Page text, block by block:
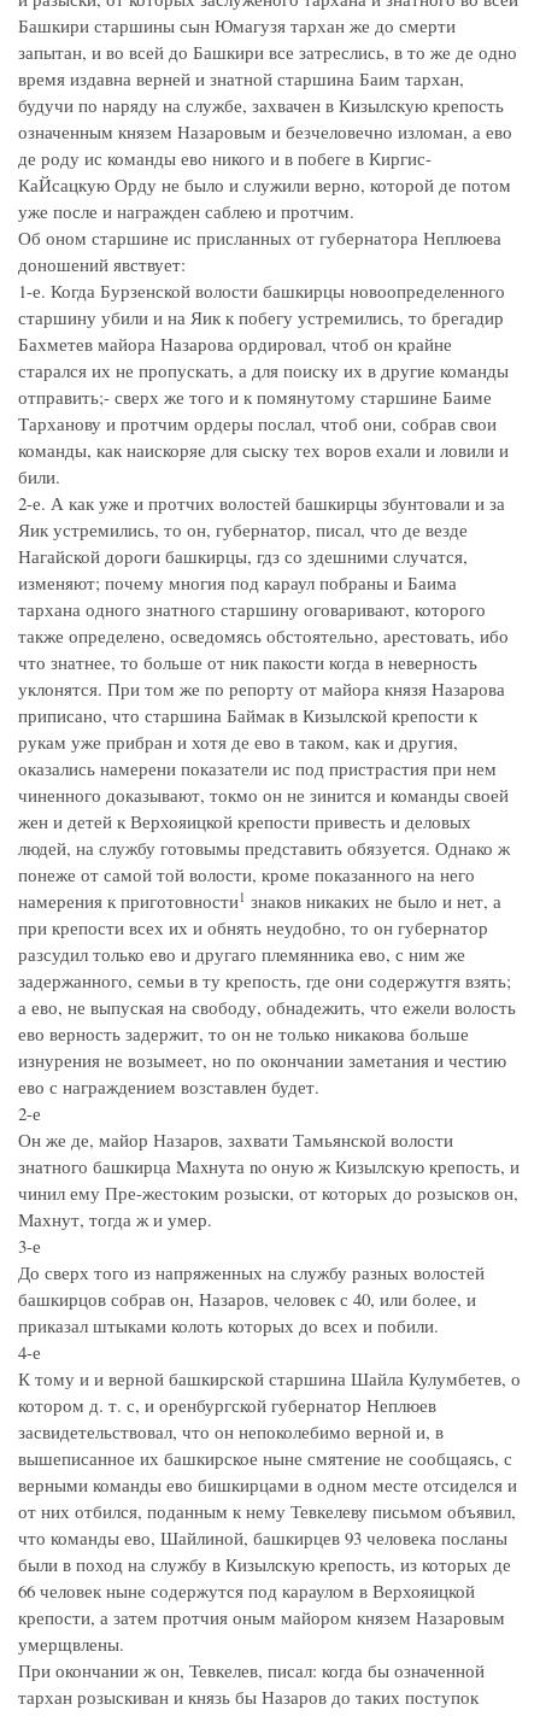
Башкири старшины сын Юмагузя тархан же до смерти
запытан, и во всей до Башкири все затреслись, в то же де одно
время издавна верней и знатной старшина Баим тархан,
будучи по наряду на службе, захвачен в Кизылскую крепость
означенным князем Назаровым и безчеловечно изломан, а ево
де роду ис команды ево никого и в побеге в Киргис-
КаЙсацкую Орду не было и служили верно, которой де потом
уже после и награжден саблею и протчим.
Об оном старшине ис присланных от губернатора Неплюева
доношений явствует:
1-е. Когда Бурзенской волости башкирцы новоопределенного
старшину убили и на Яик к побегу устремились, то брегадир
Бахметев майора Назарова ордировал, чтоб он крайне
старался их не пропускать, а для поиску их в другие команды
отправить;- сверх же того и к помянутому старшине Баиме
Тарханову и протчим ордеры послал, чтоб они, собрав свои
команды, как наискоряе для сыску тех воров ехали и ловили и
били.
2-е. А как уже и протчих волостей башкирцы збунтовали и за
Яик устремились, то он, губернатор, писал, что де везде
Нагайской дороги башкирцы, гдз со здешними случатся,
изменяют; почему многия под караул побраны и Баима
тархана одного знатного старшину оговаривают, которого
также определено, осведомясь обстоятельно, арестовать, ибо
что знатнее, то больше от ник пакости когда в неверность
уклонятся. При том же по репорту от майора князя Назарова
приписано, что старшина Баймак в Кизылской крепости к
рукам уже прибран и хотя де ево в таком, как и другия,
оказались намерени показатели ис под пристрастия при нем
чиненного доказывают, токмо он не зинится и команды своей
жен и детей к Верхояицкой крепости привесть и деловых
людей, на службу готовымы представить обязуется. Однако ж
понеже от самой той волости, кроме показанного на него
намерения к приготовности1 знаков никаких не было и нет, а
при крепости всех их и обнять неудобно, то он губернатор
разсудил только ево и другаго племянника ево, с ним же
задержанного, семьи в ту крепость, где они содержутгя взять;
а ево, не выпуская на свободу, обнадежить, что ежели волость
ево верность задержит, то он не только никакова больше
изнурения не возымеет, но по окончании заметания и честию
ево с награждением возставлен будет.
2-е
Он же де, майор Назаров, захвати Тамьянской волости
знатного башкирца Maxнута no оную ж Кизылскую крепость, и
чинил ему Пре-жестоким розыски, от которых до розысков он,
Махнут, тогда ж и умер.
3-е
До сверх того из напряженных на службу разных волостей
башкирцов собрав он, Назаров, человек с 40, или более, и
приказал штыками колоть которых до всех и побили.
4-е
К тому и и верной башкирской старшина Шайла Кулумбетев, о
котором д. т. с, и оренбургской губернатор Неплюев
засвидетельствовал, что он непоколебимо верной и, в
вышеписанное их башкирское ныне смятение не сообщаясь, с
верными команды ево бишкирцами в одном месте отсиделся и
от них отбился, поданным к нему Тевкелеву письмом объявил,
что команды ево, Шайлиной, башкирцев 93 человека посланы
были в поход на службу в Кизылскую крепость, из которых де
66 человек ныне содержутся под караулом в Верхояицкой
крепости, а затем протчия оным майором князем Назаровым
умерщвлены.
При окончании ж он, Тевкелев, писал: когда бы означенной
тархан розыскиван и князь бы Назаров до таких поступок